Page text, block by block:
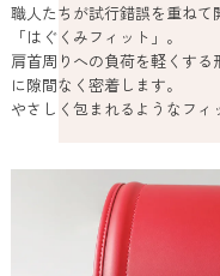
職人たちが試行錯誤を重ね
「はぐくみフィット」。
肩首周りへの負荷を軽くす
に隙間なく密着します。
やさしく包まれるようなフィ